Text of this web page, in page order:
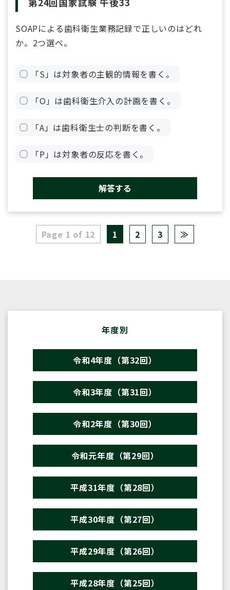
SOAPによる歯科衛生業務記録で正しいのはどれ
か。2つ選べ。
「S」は対象者の主観的情報を書く。
「O」は歯科衛生介入の計画を書く。
「A」は歯科衛生士の判断を書く。
「P」は対象者の反応を書く。
解答する
Page 1 of 12 1 2 3 ≫
年度別
令和4年度（第32回）
令和3年度（第31回）
令和2年度（第30回）
令和元年度（第29回）
平成31年度（第28回）
平成30年度（第27回）
平成29年度（第26回）
平成28年度（第25回）